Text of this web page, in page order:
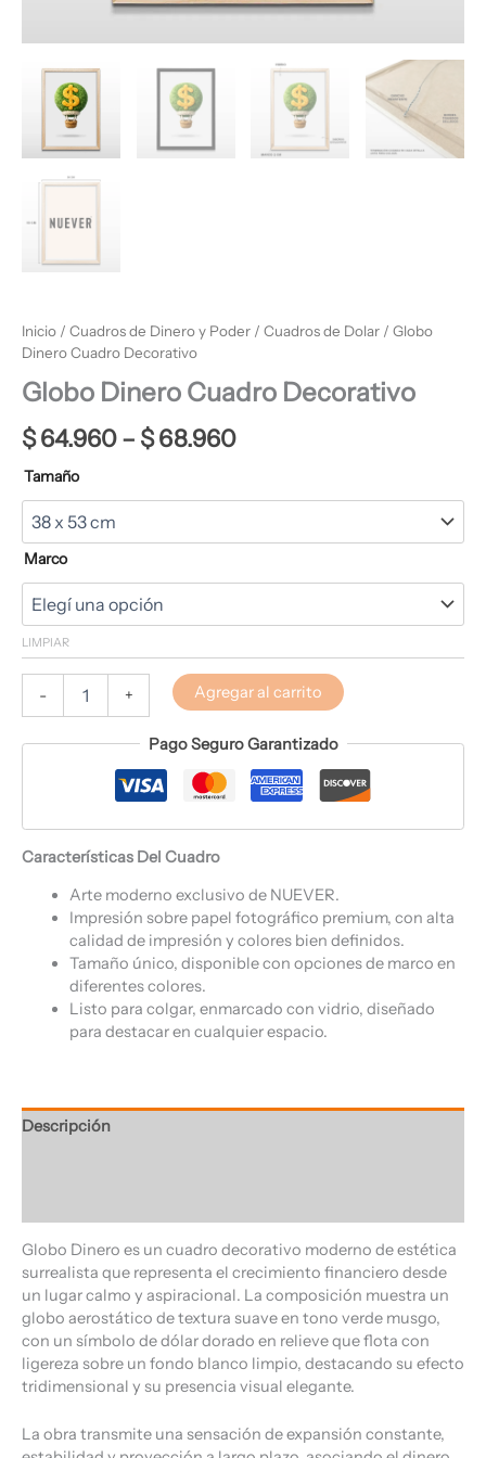
Inicio / Cuadros de Dinero y Poder / Cuadros de Dolar / Globo
Dinero Cuadro Decorativo
Globo Dinero Cuadro Decorativo
$64.960– $68.960
Tamaño
Marco
LIMPIAR
- + Agregar al carrito
Pago Seguro Garantizado
Características Del Cuadro
Arte moderno exclusivo de NUEVER.
Impresión sobre papel fotográfico premium, con alta
calidad de impresión y colores bien definidos.
Tamaño único, disponible con opciones de marco en
diferentes colores.
Listo para colgar, enmarcado con vidrio, diseñado
para destacar en cualquier espacio.
Descripción
Globo Dinero es un cuadro decorativo moderno de estética
surrealista que representa el crecimiento financiero desde
un lugar calmo y aspiracional. La composición muestra un
globo aerostático de textura suave en tono verde musgo,
con un símbolo de dólar dorado en relieve que flota con
ligereza sobre un fondo blanco limpio, destacando su efecto
tridimensional y su presencia visual elegante.
La obra transmite una sensación de expansión constante,